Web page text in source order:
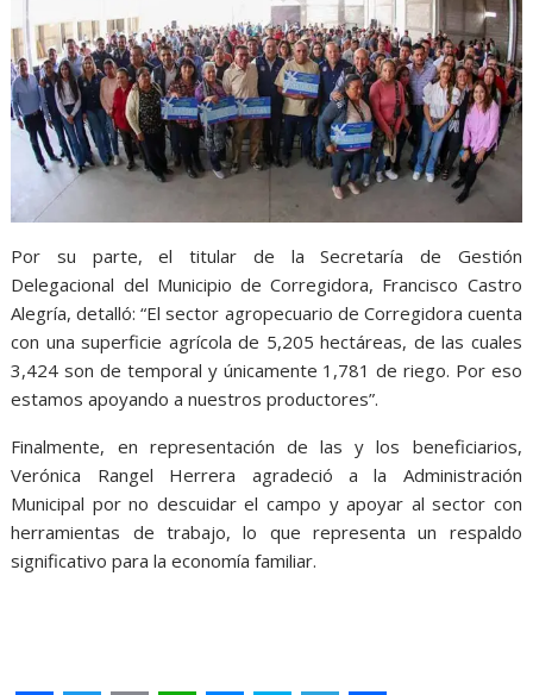
Por su parte, el titular de la Secretaría de Gestión
Delegacional del Municipio de Corregidora, Francisco Castro
Alegría, detalló: “El sector agropecuario de Corregidora cuenta
con una superficie agrícola de 5,205 hectáreas, de las cuales
3,424 son de temporal y únicamente 1,781 de riego. Por eso
estamos apoyando a nuestros productores”.
Finalmente, en representación de las y los beneficiarios,
Verónica Rangel Herrera agradeció a la Administración
Municipal por no descuidar el campo y apoyar al sector con
herramientas de trabajo, lo que representa un respaldo
significativo para la economía familiar.